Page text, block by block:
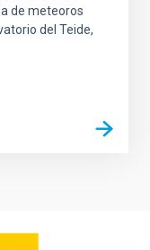
de meteoros
del Teide,